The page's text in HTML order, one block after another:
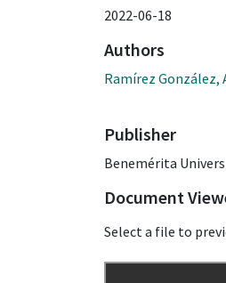
2022-06-18
Authors
Ramírez González,
Publisher
Benemérita
Document
Select a file to